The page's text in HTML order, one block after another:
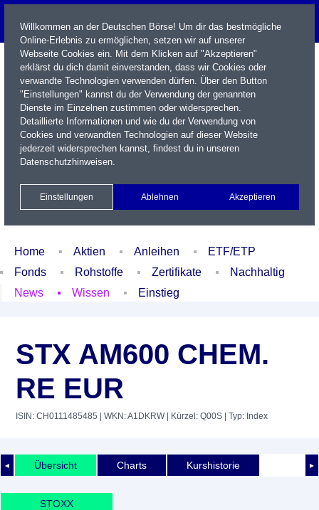
Name / WKN / ISIN / Kürzel
Xetra Realtime
Watchlist Portfolio Login
Home Aktien Anleihen
ETF/ETP
Fonds
Rohstoffe Zertifikate
Nachhaltig
News
Wissen Einstieg
STX AM600 CHEM.
RE EUR
ISIN: CH0111485485 | WKN: A1DKRW| Kürzel: Q00S | Typ: Index
◄ ►
Übersicht Charts Kurshistorie
STOXX
Willkommen an der Deutschen Börse! Um dir das bestmögliche
Online-Erlebnis zu ermöglichen, setzen wir auf unserer
Webseite Cookies ein. Mit dem Klicken auf "Akzeptieren"
erklärst du dich damit einverstanden, dass wir Cookies oder
verwandte Technologien verwenden dürfen. Über den Button
"Einstellungen" kannst du der Verwendung der genannten
Dienste im Einzelnen zustimmen oder widersprechen.
Detaillierte Informationen und wie du der Verwendung von
Cookies und verwandten Technologien auf dieser Website
jederzeit widersprechen kannst, findest du in unseren
Datenschutzhinweisen.
Einstellungen Ablehnen Akzeptieren